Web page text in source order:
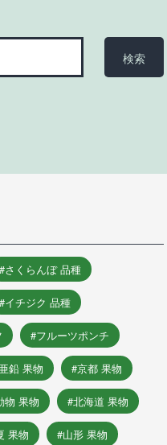
さくらんぼ 品種
イチジク 品種
フルーツポンチ
鉛 果物 京都 果物
物 果物 北海道 果物
果物 山形 果物